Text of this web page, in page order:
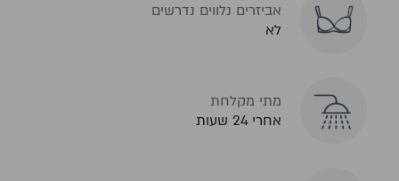
אביזרים נלווים נדרשים
לא
מתי מקלחת
אחרי 24 שעות